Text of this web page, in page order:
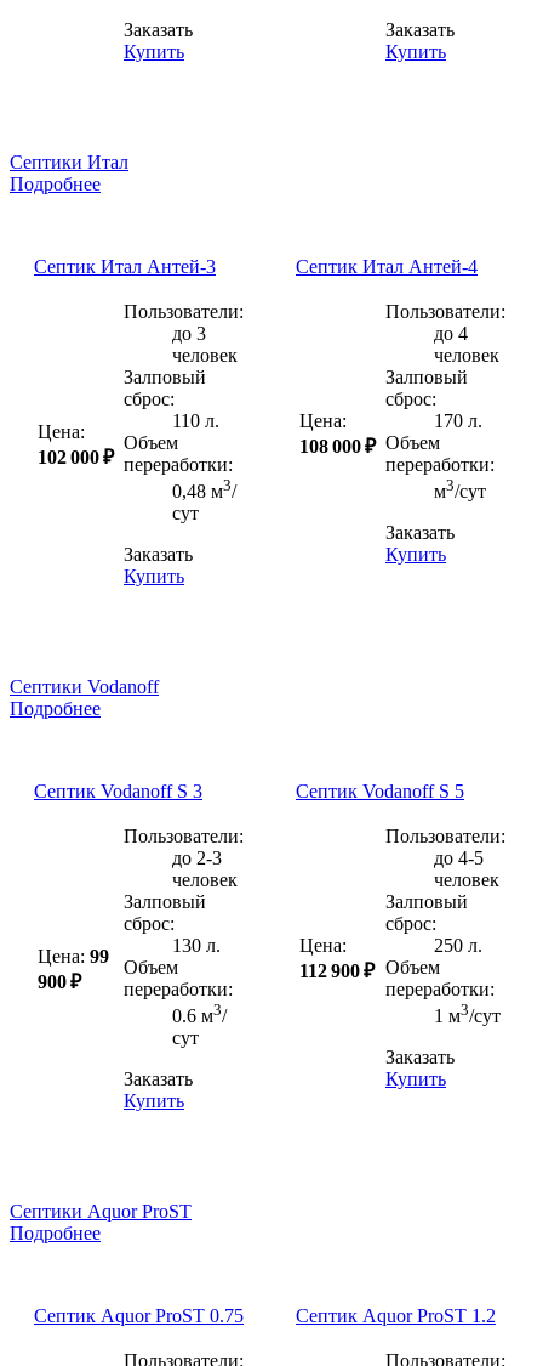
Заказать
Купить
Заказать
Купить
Септики Итал
Подробнее
Септик Итал Антей-3
Цена:
102 000 ₽
Пользователи:
до 3
человек
Залповый
сброс:
110 л.
Объем
переработки:
0,48 м3/
сут
Заказать
Купить
Септик Итал Антей-4
Цена:
108 000 ₽
Пользователи:
до 4
человек
Залповый
сброс:
170 л.
Объем
переработки:
м3/сут
Заказать
Купить
Септики Vodanoff
Подробнее
Септик Vodanoff S 3
Цена: 99
900 ₽
Пользователи:
до 2-3
человек
Залповый
сброс:
130 л.
Объем
переработки:
0.6 м3/
сут
Заказать
Купить
Септик Vodanoff S 5
Цена:
112 900 ₽
Пользователи:
до 4-5
человек
Залповый
сброс:
250 л.
Объем
переработки:
1 м3/сут
Заказать
Купить
Септики Aquor ProST
Подробнее
Септик Aquor ProST 0.75
Пользователи:
Септик Aquor ProST 1.2
Пользователи: